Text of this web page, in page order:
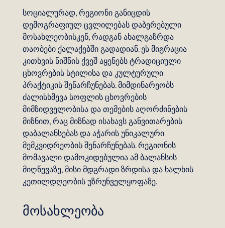
სოციალურად, რეგიონი განიცდის
დემოგრაფიულ ცვლილებას დაბერებული
მოსახლეობისკენ, რადგან ახალგაზრდა
თაობები ქალაქებში გადადიან. ეს მიგრაცია
კითხვის ნიშნის ქვეშ აყენებს ტრადიციული
ცხოვრების სტილისა და კულტურული
პრაქტიკის შენარჩუნებას. მიმდინარეობს
ძალისხმევა სოფლის ცხოვრების
მიმზიდველობისა და თემების აღორძინების
მიზნით, რაც მიზნად ისახავს განვითარების
დაბალანსებას და აჭარის უნიკალური
მემკვიდრეობის შენარჩუნებას. რეგიონის
მომავალი დამოკიდებულია ამ ბალანსის
მიღწევაზე, მისი მდგრადი ზრდისა და ხალხის
კეთილდღეობის უზრუნველყოფაზე.
მოსახლეობა